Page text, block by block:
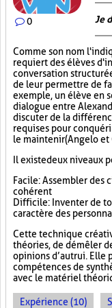
0 Je
Comme son nom
requiert des élèves
conversation
de leur permettre de
exemple, un élève en
dialogue entre
discuter de la
requises pour
le maintenir (Angelo et
Il existe deux niveaux
Facile : Assembler
cohérent
Difficile : Inventer de
caractère des
Cette technique
théories, de démêler
opinions d’autrui. Elle
compétences de
avec le matériel
Expérience (10)